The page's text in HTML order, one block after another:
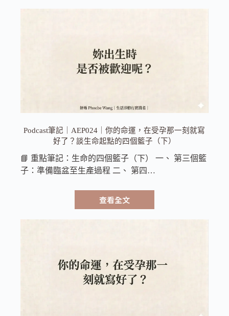
Podcast筆記｜AEP024｜你的命運，在受孕那一刻就寫
好了？談生命起點的四個籃子（下）
📘 重點筆記：生命的四個籃子（下） 一、 第三個籃
子：準備臨盆至生產過程 二、 第四…
查看全文